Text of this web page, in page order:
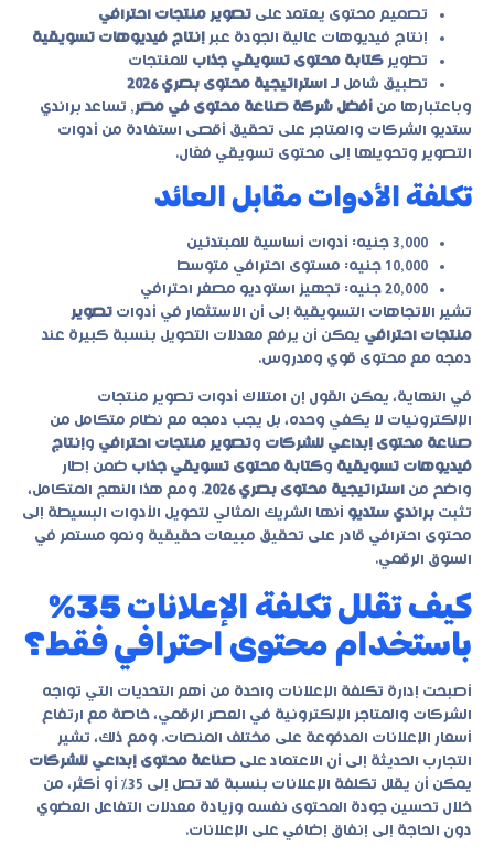
تصميم محتوى يعتمد على تصوير منتجات احترافي
إنتاج فيديوهات عالية الجودة عبر إنتاج فيديوهات تسويقية
تطوير كتابة محتوى تسويقي جذاب للمنتجات
تطبيق شامل لـ استراتيجية محتوى بصري 2026
وباعتبارها من أفضل شركة صناعة محتوى في مصر, تساعد براندي
ستديو الشركات والمتاجر على تحقيق أقصى استفادة من أدوات
التصوير وتحويلها إلى محتوى تسويقي فعّال.
تكلفة الأدوات مقابل العائد
3,000 جنيه: أدوات أساسية للمبتدئين
10,000 جنيه: مستوى احترافي متوسط
20,000 جنيه: تجهيز استوديو مصغر احترافي
تشير الاتجاهات التسويقية إلى أن الاستثمار في أدوات تصوير
منتجات احترافي يمكن أن يرفع معدلات التحويل بنسبة كبيرة عند
دمجه مع محتوى قوي ومدروس.
في النهاية، يمكن القول إن امتلاك أدوات تصوير منتجات
الإلكترونيات لا يكفي وحده، بل يجب دمجه مع نظام متكامل من
صناعة محتوى إبداعي للشركات وتصوير منتجات احترافي وإنتاج
فيديوهات تسويقية وكتابة محتوى تسويقي جذاب ضمن إطار
واضح من استراتيجية محتوى بصري 2026
. ومع هذا النهج المتكامل،
تثبت براندي ستديو أنها الشريك المثالي لتحويل الأدوات البسيطة إلى
محتوى احترافي قادر على تحقيق مبيعات حقيقية ونمو مستمر في
السوق الرقمي.
كيف تقلل تكلفة الإعلانات 35%
باستخدام محتوى احترافي فقط؟
أصبحت إدارة تكلفة الإعلانات واحدة من أهم التحديات التي تواجه
الشركات والمتاجر الإلكترونية في العصر الرقمي، خاصة مع ارتفاع
أسعار الإعلانات المدفوعة على مختلف المنصات. ومع ذلك، تشير
التجارب الحديثة إلى أن الاعتماد على صناعة محتوى إبداعي للشركات
يمكن أن يقلل تكلفة الإعلانات بنسبة قد تصل إلى 35% أو أكثر، من
خلال تحسين جودة المحتوى نفسه وزيادة معدلات التفاعل العضوي
دون الحاجة إلى إنفاق إضافي على الإعلانات.